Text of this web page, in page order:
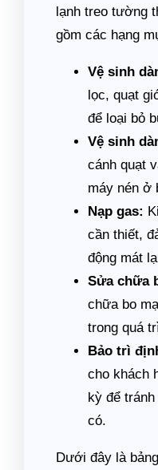
lạnh treo tường
gồm các hạng
Vệ sinh
lọc, quạt
để loại bỏ
Vệ sinh
cánh quạt
máy nén ở
Nạp gas:
cần thiết,
động mát
Sửa chữa
chữa bo
trong quá
Bảo trì
cho khách
kỳ để
có.
Dưới đây là